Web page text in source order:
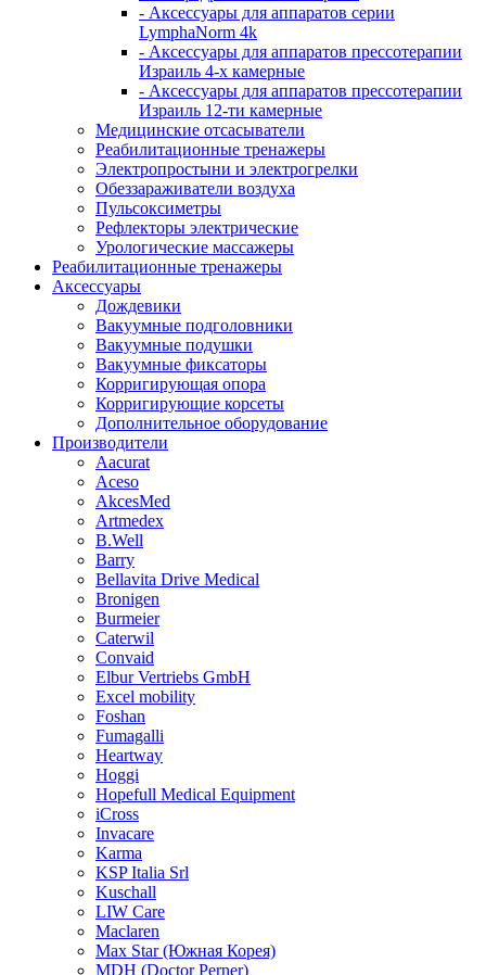
- Аксессуары для аппаратов серии
LymphaNorm 4k
- Аксессуары для аппаратов прессотерапии
Израиль 4-х камерные
- Аксессуары для аппаратов прессотерапии
Израиль 12-ти камерные
Медицинские отсасыватели
Реабилитационные тренажеры
Электропростыни и электрогрелки
Обеззараживатели воздуха
Пульсоксиметры
Рефлекторы электрические
Урологические массажеры
Реабилитационные тренажеры
Аксессуары
Дождевики
Вакуумные подголовники
Вакуумные подушки
Вакуумные фиксаторы
Корригирующая опора
Корригирующие корсеты
Дополнительное оборудование
Производители
Aacurat
Aceso
AkcesMed
Artmedex
B.Well
Barry
Bellavita Drive Medical
Bronigen
Burmeier
Caterwil
Convaid
Elbur Vertriebs GmbH
Excel mobility
Foshan
Fumagalli
Heartway
Hoggi
Hopefull Medical Equipment
iCross
Invacare
Karma
KSP Italia Srl
Kuschall
LIW Care
Maclaren
Max Star (Южная Корея)
MDH (Doctor Perner)